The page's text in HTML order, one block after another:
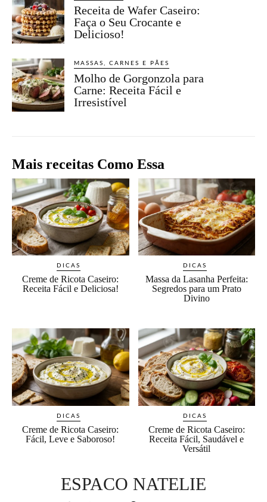
Receita de Wafer Caseiro:
Faça o Seu Crocante e
Delicioso!
MASSAS, CARNES E PÃES
Molho de Gorgonzola para
Carne: Receita Fácil e
Irresistível
Mais receitas Como Essa
DICAS
Creme de Ricota Caseiro:
Receita Fácil e Deliciosa!
DICAS
Massa da Lasanha Perfeita:
Segredos para um Prato
Divino
DICAS
Creme de Ricota Caseiro:
Fácil, Leve e Saboroso!
DICAS
Creme de Ricota Caseiro:
Receita Fácil, Saudável e
Versátil
ESPACO NATELIE